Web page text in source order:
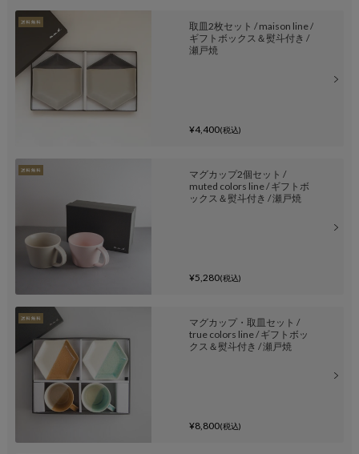
取皿2枚セット / maison line /
ギフトボックス＆熨斗付き /
瀬戸焼
¥4,400(税込)
マグカップ2個セット /
muted colors line / ギフトボ
ックス＆熨斗付き / 瀬戸焼
¥5,280(税込)
マグカップ・取皿セット /
true colors line / ギフトボッ
クス＆熨斗付き / 瀬戸焼
¥8,800(税込)